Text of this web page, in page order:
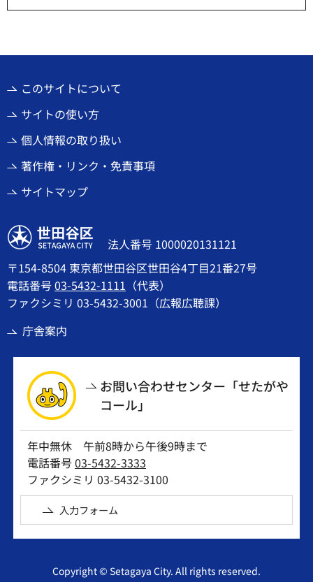
このサイトについて
サイトの使い方
個人情報の取り扱い
著作権・リンク・免責事項
サイトマップ
世田谷区
法人番号 1000020131121
〒154-8504 東京都世田谷区世田谷4丁目21番27号
電話番号03-5432-1111 （代表）
ファクシミリ 03-5432-3001（広報広聴課）
庁舎案内
お問い合わせセンター「せたがや
コール」
年中無休 午前8時から午後9時まで
電話番号03-5432-3333
ファクシミリ 03-5432-3100
入力フォーム
Copyright © Setagaya City. All rights reserved.